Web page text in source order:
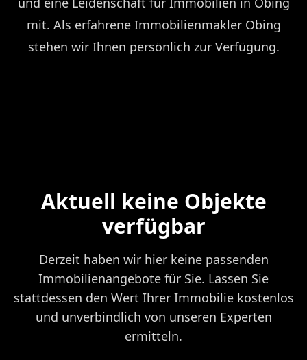
mit. Als erfahrene Immobilienmakler Obing
stehen wir Ihnen persönlich zur Verfügung.
Aktuell keine Objekte
verfügbar
Derzeit haben wir hier keine passenden
Immobilienangebote für Sie. Lassen Sie
stattdessen den Wert Ihrer Immobilie kostenlos
und unverbindlich von unseren Experten
ermitteln.